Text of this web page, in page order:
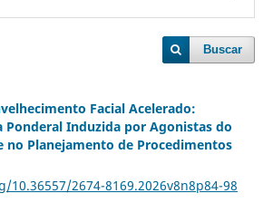
Buscar
Facial Acelerado:
Ponderal Induzida por Agonistas do
no Planejamento de Procedimentos
2674-8169.2026v8n8p84-98